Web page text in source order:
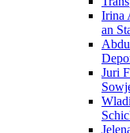
Irina
an
Juri